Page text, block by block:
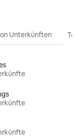
Unterkünften